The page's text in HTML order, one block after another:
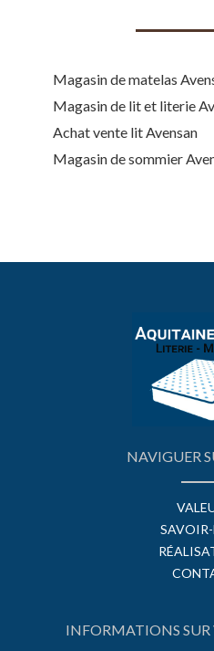
Magasin de matelas
Magasin de lit et literie
Achat vente lit Avensan
Magasin de sommier
NAVIGUER
SAVOIR-
INFORMATIONS